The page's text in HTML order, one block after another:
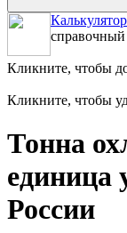
Калькулятор
справочный
Кликните, чтобы
Кликните, чтобы
Тонна
единица
России